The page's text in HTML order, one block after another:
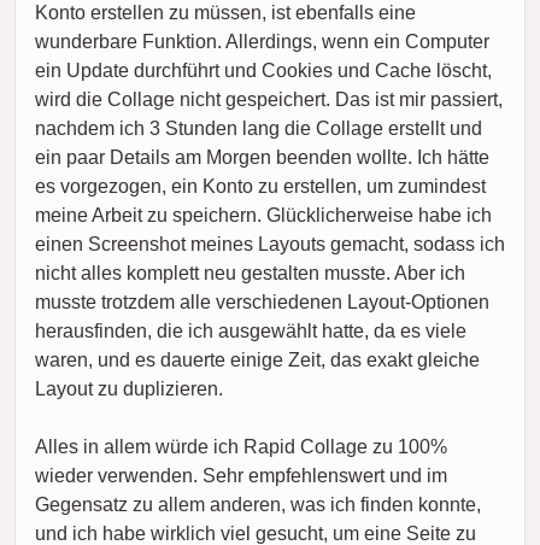
Konto erstellen zu müssen, ist ebenfalls eine
wunderbare Funktion. Allerdings, wenn ein Computer
ein Update durchführt und Cookies und Cache löscht,
wird die Collage nicht gespeichert. Das ist mir passiert,
nachdem ich 3 Stunden lang die Collage erstellt und
ein paar Details am Morgen beenden wollte. Ich hätte
es vorgezogen, ein Konto zu erstellen, um zumindest
meine Arbeit zu speichern. Glücklicherweise habe ich
einen Screenshot meines Layouts gemacht, sodass ich
nicht alles komplett neu gestalten musste. Aber ich
musste trotzdem alle verschiedenen Layout-Optionen
herausfinden, die ich ausgewählt hatte, da es viele
waren, und es dauerte einige Zeit, das exakt gleiche
Layout zu duplizieren.
Alles in allem würde ich Rapid Collage zu 100%
wieder verwenden. Sehr empfehlenswert und im
Gegensatz zu allem anderen, was ich finden konnte,
und ich habe wirklich viel gesucht, um eine Seite zu